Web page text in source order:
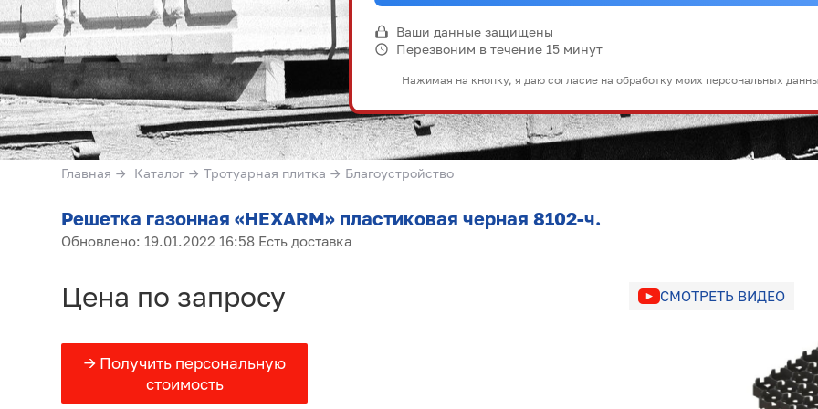
Ваши данные защищены
Перезвоним в течение 15 минут
Нажимая на кнопку, я даю согласие на обработку моих персональных
Главная → Каталог → Тротуарная плитка → Благоустройство
Решетка газонная «HEXARM» пластиковая черная 8102-ч.
Обновлено: 19.01.2022 16:58 Есть доставка
Цена по запросу
→ Получить персональную
стоимость
СМОТРЕТЬ ВИДЕО